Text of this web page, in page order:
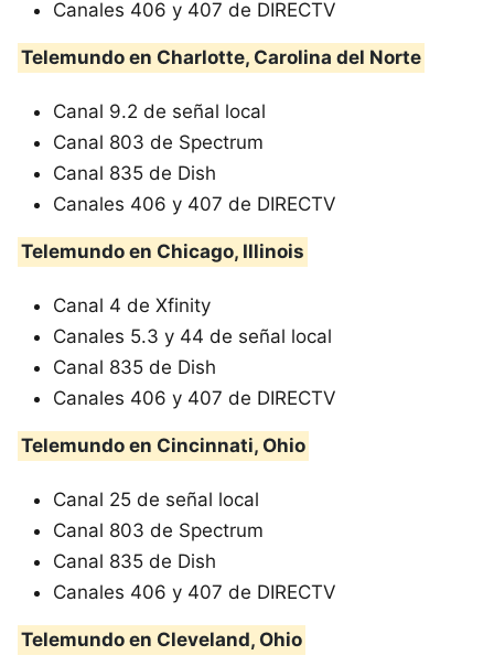
Canales 406 y 407 de DIRECTV
Telemundo en Charlotte, Carolina del Norte
Canal 9.2 de señal local
Canal 803 de Spectrum
Canal 835 de Dish
Canales 406 y 407 de DIRECTV
Telemundo en Chicago, Illinois
Canal 4 de Xfinity
Canales 5.3 y 44 de señal local
Canal 835 de Dish
Canales 406 y 407 de DIRECTV
Telemundo en Cincinnati, Ohio
Canal 25 de señal local
Canal 803 de Spectrum
Canal 835 de Dish
Canales 406 y 407 de DIRECTV
Telemundo en Cleveland, Ohio